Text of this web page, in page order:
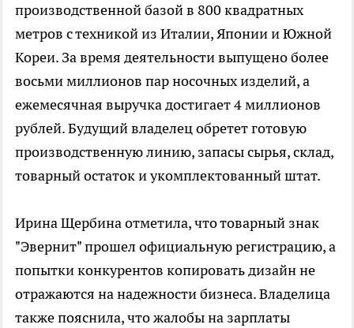
производственной базой в 800 квадратных
метров с техникой из Италии, Японии и Южной
Кореи. За время деятельности выпущено более
восьми миллионов пар носочных изделий, а
ежемесячная выручка достигает 4 миллионов
рублей. Будущий владелец обретет готовую
производственную линию, запасы сырья, склад,
товарный остаток и укомплектованный штат.
Ирина Щербина отметила, что товарный знак
"Эвернит" прошел официальную регистрацию, а
попытки конкурентов копировать дизайн не
отражаются на надежности бизнеса. Владелица
также пояснила, что жалобы на зарплаты